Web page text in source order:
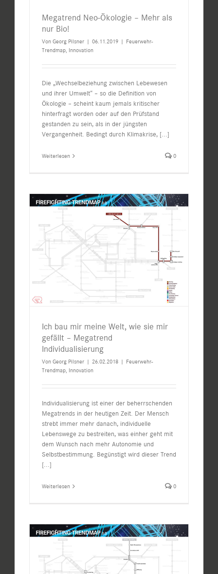
Megatrend Neo-Ökologie – Mehr als
nur Bio!
Von Georg Pilsner | 06.11.2019 | Feuerwehr-
Trendmap, Innovation
Die „Wechselbeziehung zwischen Lebewesen
und ihrer Umwelt“ – so die Definition von
Ökologie – scheint kaum jemals kritischer
hinterfragt worden oder auf den Prüfstand
gestanden zu sein, als in der jüngsten
Vergangenheit. Bedingt durch Klimakrise, [...]
Weiterlesen 0
Ich bau mir meine Welt, wie sie mir
gefällt – Megatrend
Individualisierung
Von Georg Pilsner | 26.02.2018 | Feuerwehr-
Trendmap, Innovation
Individualisierung ist einer der beherrschenden
Megatrends in der heutigen Zeit. Der Mensch
strebt immer mehr danach, individuelle
Lebenswege zu bestreiten, was einher geht mit
dem Wunsch nach mehr Autonomie und
Selbstbestimmung. Begünstigt wird dieser Trend
[...]
Weiterlesen 0